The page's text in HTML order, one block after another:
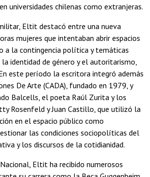
universidades chilenas como extranjeras.
Eltit destacó entre una nueva
mujeres que intentaban abrir espacios
a la contingencia política y temáticas
identidad de género y el autoritarismo,
este período la escritora integró además
De Arte (CADA), fundado en 1979, y
Balcells, el poeta Raúl Zurita y los
Rosenfeld y Juan Castillo, que utilizó la
en el espacio público como
las condiciones sociopolíticas del
y los discursos de la cotidianidad.
Eltit ha recibido numerosos